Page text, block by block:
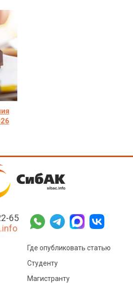
65
Где опубликовать статью
Студенту
Магистранту